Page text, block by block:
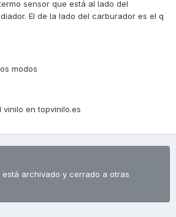
sensor que está al lado del
El de la lado del carburador es el q
modos
en topvinilo.es
está archivado y cerrado a otras